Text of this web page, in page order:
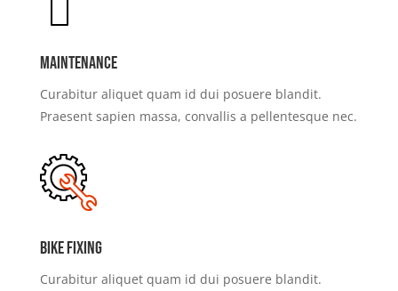
Maintenance
Curabitur aliquet quam id dui posuere blandit.
Praesent sapien massa, convallis a pellentesque nec.
Bike Fixing
Curabitur aliquet quam id dui posuere blandit.